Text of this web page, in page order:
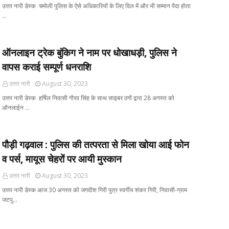
उत्तर नारी डेस्क चमोली पुलिस के ऐसे अधिकारियों के लिए दिल में और भी सम्मान पैदा होता
…
ऑनलाइन ट्रेक बुंकिग ने नाम पर धोखाधड़ी, पुलिस ने
वापस कराई सम्पूर्ण धनराशि
उत्तर नारी
August 30, 2023
उत्तर नारी डेस्क हर्षिल निवासी गौरव सिंह के साथ साइबर ठगों द्वारा 28 अगस्त को
ऑनलाईन …
पौड़ी गढ़वाल : पुलिस की तत्परता से मिला खोया आई फोन
व पर्स, मायूस चेहरों पर आयी मुस्कान
उत्तर नारी
August 30, 2023
उत्तर नारी डेस्क आज 30 अगस्त को जगदीश गिरी पुत्र स्वर्गीय शंकर गिरी, निवासी-ग्राम
जटपु…